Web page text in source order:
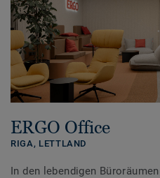
ERGO Office
RIGA, LETTLAND
In den lebendigen